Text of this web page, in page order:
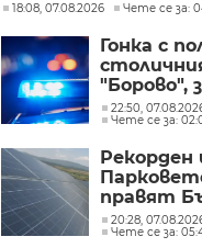
18:08, 07.08.2026 Чете се за:
Гонка с
"Борово",
мъж, у
намерени
22:50,
Чете се за:
Рекорден
правят
на пазара
20:28,
Чете се за: